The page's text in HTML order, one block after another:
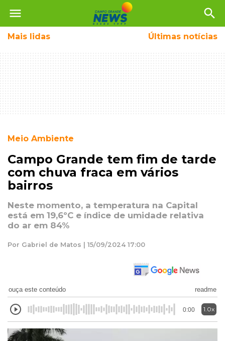
menu search
Mais lidas Últimas notícias
Meio Ambiente
Campo Grande tem fim de tarde
com chuva fraca em vários
bairros
Neste momento, a temperatura na Capital
está em 19,6ºC e índice de umidade relativa
do ar em 84%
Por Gabriel de Matos | 15/09/2024 17:00
ouça este conteúdo readme
0:00 1.0x